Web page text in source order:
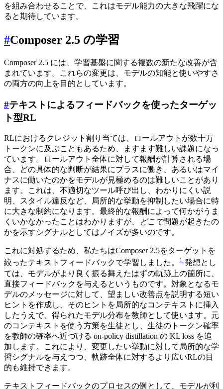
を組み合わせることで、これはモデル能力の大きな飛躍にな
ると期待しています。
#Composer 2.5 の学習
Composer 2.5 には、学習基盤に関する複数の新たな改善が含
まれています。これらの変更は、モデルの知能と使いやすさ
の両方の向上を目的としています。
#テキストによるフィードバックを使ったターゲッ
ト型RL
RLにおけるクレジット割り当ては、ロールアウトが数十万
トークンに及ぶこともあるため、ますます難しい課題になっ
ています。ロールアウト全体に対して報酬が計算される場
合、どの具体的な判断が結果にプラスに働き、あるいはマイ
ナスに働いたのかをモデルが見極めるのは難しいことがあり
ます。これは、不適切なツール呼び出し、わかりにくい説
明、スタイル違反など、局所的な挙動を抑制したい場合に特
に大きな制約になります。最終的な報酬によって何かがうま
くいかなかったことはわかりますが、
どこで問題が起きたの
かを示すシグナルとしてはノイズが多いのです。
これに対処するため、私たちはComposer 2.5をターゲットを
絞ったテキストフィードバックで学習しました。
1 発想とし
ては、モデルがより良く振る舞えたはずの軌跡上の箇所に、
直接フィードバックを与えるというものです。対象となるモ
デルのメッセージに対して、望ましい改善点を説明する短い
ヒントを作成し、そのヒントを局所的なコンテキストに挿入
したうえで、得られたモデル分布を教師として使います。元
のコンテキストを使う方策を生徒とし、生徒のトークン確率
を教師の確率へ近づける on-policy distillation の KL loss を追
加します。これにより、変更したい挙動に対して局所的な学
習シグナルを与えつつ、軌跡全体に対するより広いRLの目
的も維持できます。
テキストフィードバックのプロセスの例として、モデルが利